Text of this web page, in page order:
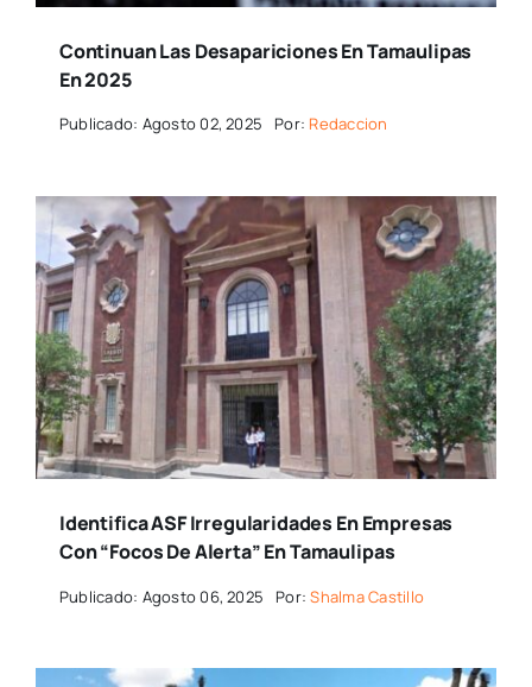
Continuan Las Desapariciones En Tamaulipas
En 2025
Publicado: Agosto 02, 2025 Por: Redaccion
Identifica ASF Irregularidades En Empresas
Con “focos De Alerta” En Tamaulipas
Publicado: Agosto 06, 2025 Por:Shalma Castillo